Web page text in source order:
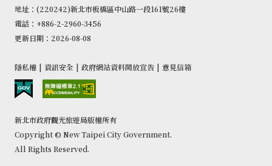
地址：(220242)新北市板橋區中山路一段161號26樓
電話：+886-2-2960-3456
更新日期：2026-08-08
隱私權 | 資訊安全 | 政府網站資料開放宣告 | 意見信箱
新北市政府觀光旅遊局版權所有
Copyright © New Taipei City Government.
All Rights Reserved.